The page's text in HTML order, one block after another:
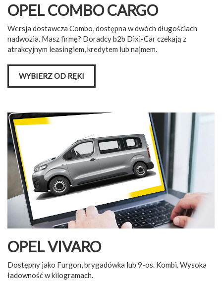
OPEL COMBO CARGO
Wersja dostawcza Combo, dostępna w dwóch długościach
nadwozia. Masz firmę? Doradcy b2b Dixi-Car czekają z
atrakcyjnym leasingiem, kredytem lub najmem.
WYBIERZ OD RĘKI
OPEL VIVARO
Dostępny jako Furgon, brygadówka lub 9-os. Kombi. Wysoka
ładowność w kilogramach.